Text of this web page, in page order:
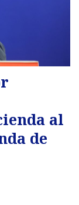
al
de